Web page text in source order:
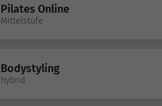
Pilates Online
Mittelstufe
Bodystyling
hybrid